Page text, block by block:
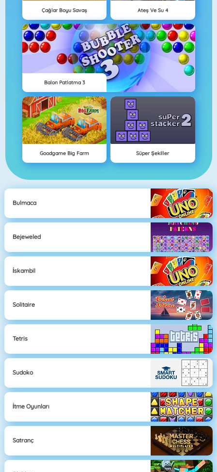
Çağlar Boyu Savaş Ateş Ve Su 4
Balon Patlatma 3
Goodgame Big Farm Süper Şekiller
Bulmaca
Bejeweled
İskambil
Solitaire
Tetris
Sudoko
İtme Oyunları
Satranç